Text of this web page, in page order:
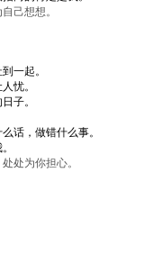
己想想。
一起。
忧。
子。
话，做错什么事。
处为你担心。